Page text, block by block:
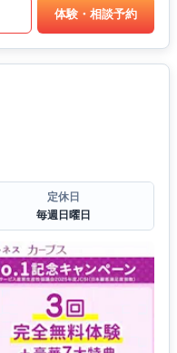
体験・相談予約
定休日
毎週日曜日